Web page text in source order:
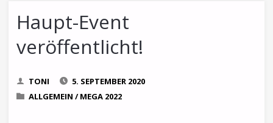
Haupt-Event
veröffentlicht!
TONI
5. SEPTEMBER 2020
ALLGEMEIN /MEGA 2022